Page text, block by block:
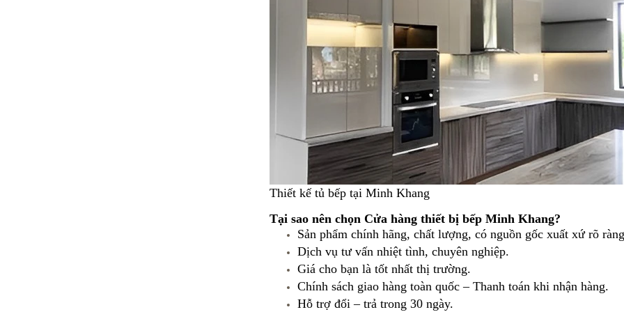
Thiết kế tủ bếp tại Minh Khang
Tại sao nên chọn Cửa hàng thiết bị bếp Minh Khang?
Sản phẩm chính hãng, chất lượng, có nguồn gốc xuất xứ rõ
Dịch vụ tư vấn nhiệt tình, chuyên nghiệp.
Giá cho bạn là tốt nhất thị trường.
Chính sách giao hàng toàn quốc – Thanh toán khi nhận hàng.
Hỗ trợ đổi – trả trong 30 ngày.